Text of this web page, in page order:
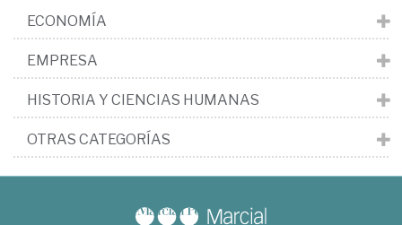
ECONOMÍA
EMPRESA
HISTORIA Y CIENCIAS HUMANAS
OTRAS CATEGORÍAS